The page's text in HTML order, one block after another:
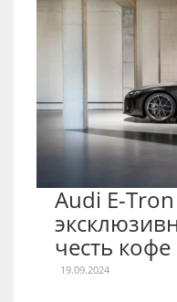
Audi E-
честь кофе
19.09.2024